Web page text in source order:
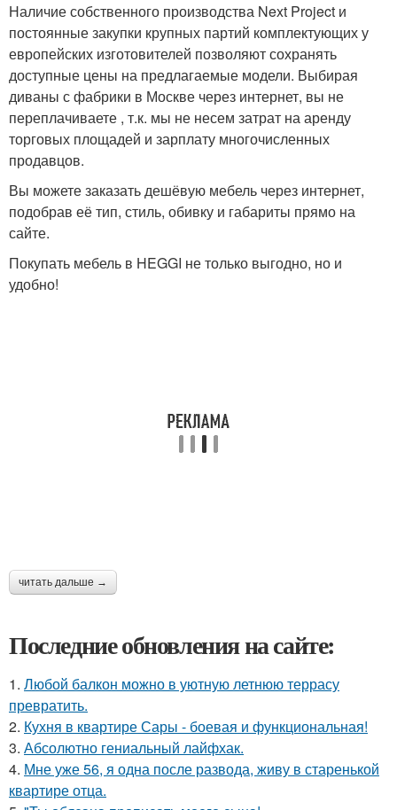
Наличие собственного производства Next Project и
постоянные закупки крупных партий комплектующих у
европейских изготовителей позволяют сохранять
доступные цены на предлагаемые модели. Выбирая
диваны с фабрики в Москве через интернет, вы не
переплачиваете , т.к. мы не несем затрат на аренду
торговых площадей и зарплату многочисленных
продавцов.
Вы можете заказать дешёвую мебель через интернет,
подобрав её тип, стиль, обивку и габариты прямо на
сайте.
Покупать мебель в HEGGI не только выгодно, но и
удобно!
читать дальше →
Последние обновления на сайте:
1. Любой балкон можно в уютную летнюю террасу
превратить.
2. Кухня в квартире Сары - боевая и функциональная!
3. Абсолютно гениальный лайфхак.
4. Мне уже 56, я одна после развода, живу в старенькой
квартире отца.